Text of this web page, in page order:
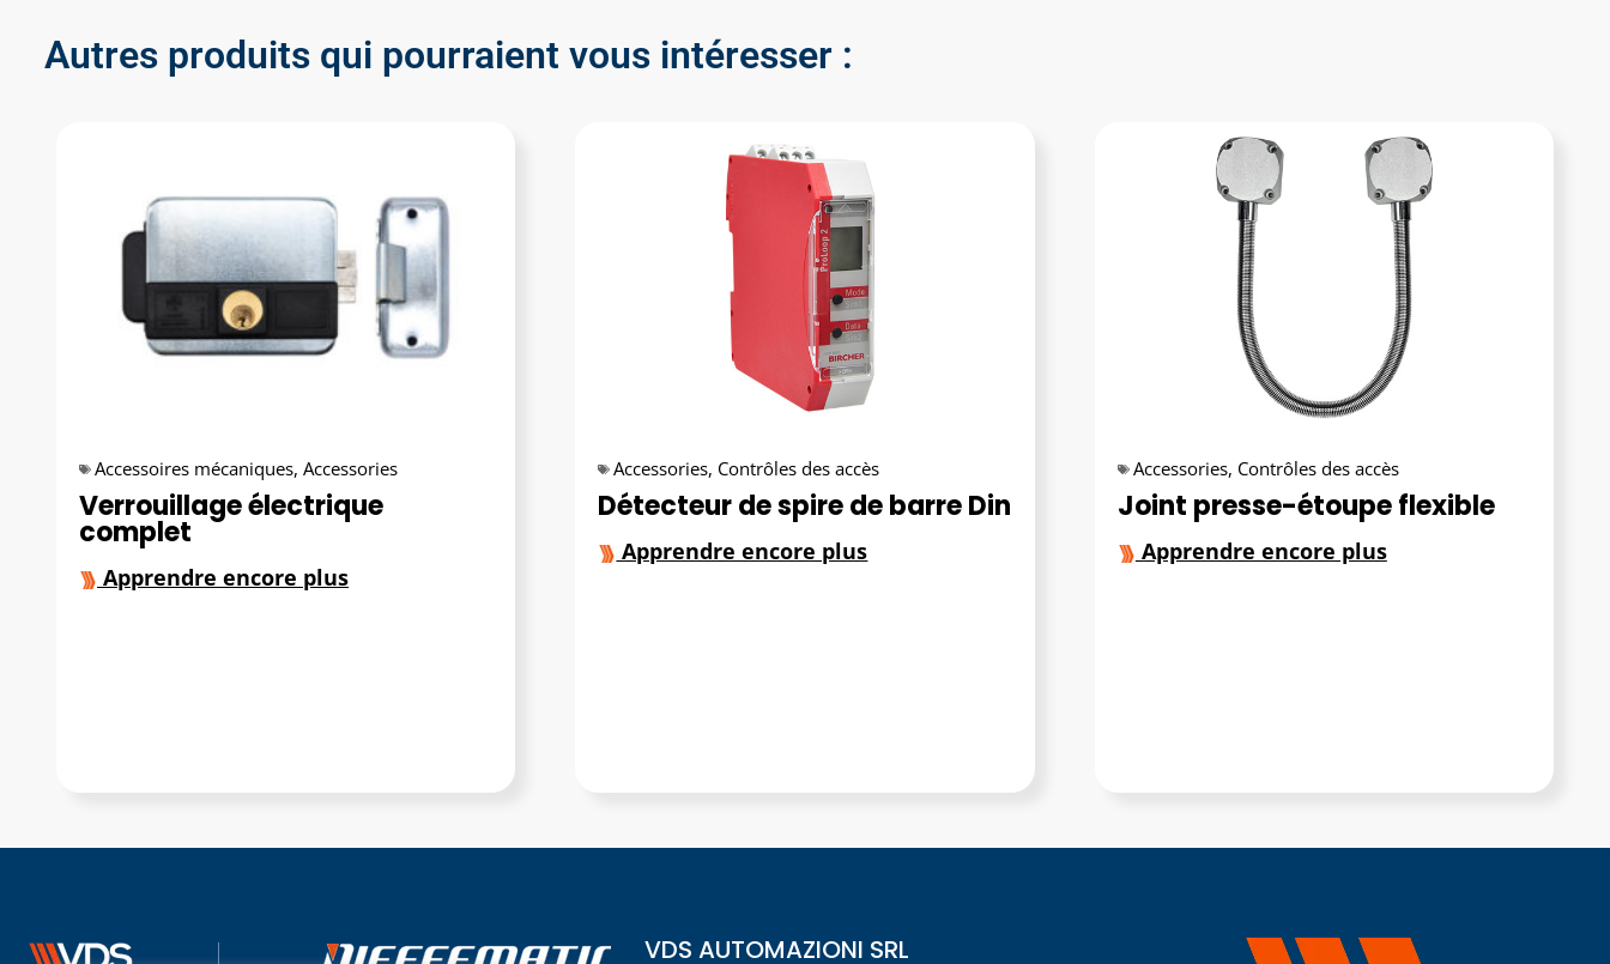
Autres produits qui pourraient vous intéresser :
Accessoires mécaniques,Accessories
Verrouillage électrique
complet
Apprendre encore plus
Accessories, Contrôles des accès
Détecteur de spire de barre Din
Apprendre encore plus
Accessories, Contrôles des accès
Joint presse-étoupe flexible
Apprendre encore plus
VDS AUTOMAZIONI SRL